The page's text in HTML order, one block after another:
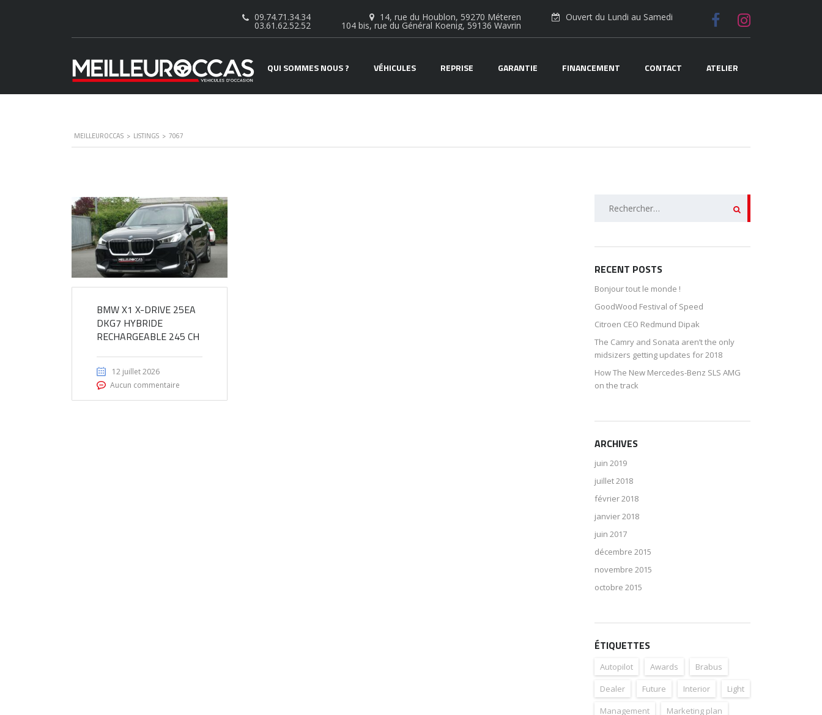
Ouvert du Lundi au Samedi
14, rue du Houblon, 59270 Méteren
104 bis, rue du Général Koenig, 59136 Wavrin
09.74.71.34.34
03.61.62.52.52
QUI SOMMES NOUS ? VÉHICULES REPRISE GARANTIE FINANCEMENT CONTACT ATELIER
MEILLEUROCCAS > LISTINGS > 7067
BMW X1 X-DRIVE 25EA
DKG7 HYBRIDE
RECHARGEABLE 245 CH
12 juillet 2026
Aucun commentaire
RECENT POSTS
Bonjour tout le monde !
GoodWood Festival of Speed
Citroen CEO Redmund Dipak
The Camry and Sonata aren’t the only
midsizers getting updates for 2018
How The New Mercedes-Benz SLS AMG
on the track
ARCHIVES
juin 2019
juillet 2018
février 2018
janvier 2018
juin 2017
décembre 2015
novembre 2015
octobre 2015
ÉTIQUETTES
Autopilot Awards
Brabus
Dealer
Future Interior
Light
Management
Marketing plan